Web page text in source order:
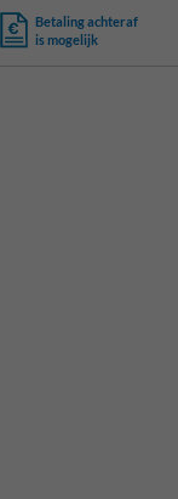
Betaling achteraf
is mogelijk